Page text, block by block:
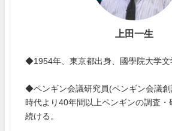
上田一生
◆1954年、東京都出身、國學院大学文
◆ペンギン会議研究員(ペンギン会議
時代より40年間以上ペンギンの調査・
続ける。